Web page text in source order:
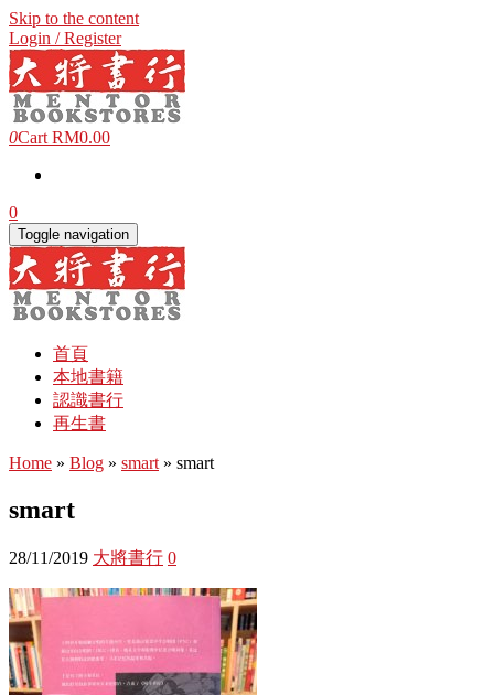
Skip to the content
Login / Register
0Cart RM0.00
0
Toggle navigation
首頁
本地書籍
認識書行
再生書
Home » Blog » smart » smart
smart
28/11/2019 大將書行 0